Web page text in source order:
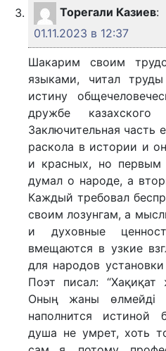
Торегали Казиев:
01.11.2023 в 12:37
Шакарим своим
языками, читал
истину
дружбе
Заключительная часть
раскола в истории и
и красных, но
думал о народе, а
Каждый требовал
своим лозунгам, а
и духовные
вмещаются в узкие
для народов
Поэт писал:
Оның жаны өлмейді
наполнится истиной
душа не умрет, хоть